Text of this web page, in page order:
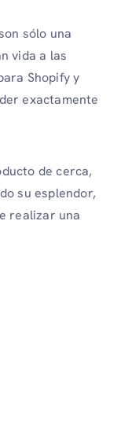
sólo una
vida a las
Shopify y
exactamente
de cerca,
su esplendor,
realizar una